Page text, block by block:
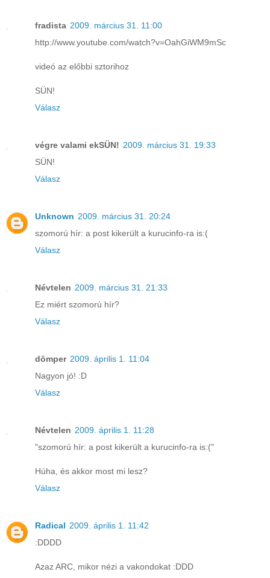
fradista 2009. március 31. 11:00
http://www.youtube.com/watch?v=OahGiWM9mSc
videó az előbbi sztorihoz
SÜN!
Válasz
végre valami ekSÜN! 2009. március 31. 19:33
SÜN!
Válasz
Unknown 2009. március 31. 20:24
szomorú hír: a post kikerült a kurucinfo-ra is:(
Válasz
Névtelen 2009. március 31. 21:33
Ez miért szomorú hír?
Válasz
dömper 2009. április 1. 11:04
Nagyon jó! :D
Válasz
Névtelen 2009. április 1. 11:28
"szomorú hír: a post kikerült a kurucinfo-ra is:("
Húha, és akkor most mi lesz?
Válasz
Radical 2009. április 1. 11:42
:DDDD
Azaz ARC, mikor nézi a vakondokat :DDD